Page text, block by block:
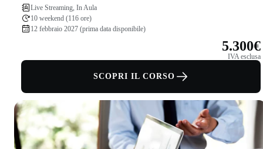
Live Streaming, In Aula
10 weekend (116 ore)
12 febbraio 2027 (prima data disponibile)
5.300€
IVA esclusa
SCOPRI IL CORSO